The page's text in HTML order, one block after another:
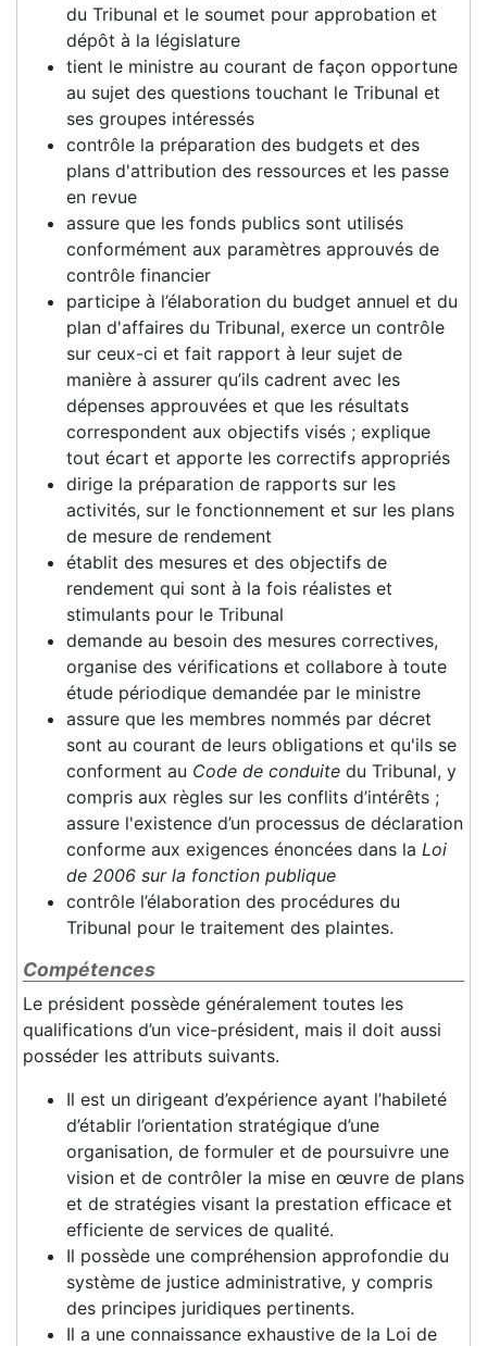
du Tribunal et le soumet pour approbation et
dépôt à la législature
tient le ministre au courant de façon opportune
au sujet des questions touchant le Tribunal et
ses groupes intéressés
contrôle la préparation des budgets et des
plans d'attribution des ressources et les passe
en revue
assure que les fonds publics sont utilisés
conformément aux paramètres approuvés de
contrôle financier
participe à l’élaboration du budget annuel et du
plan d'affaires du Tribunal, exerce un contrôle
sur ceux-ci et fait rapport à leur sujet de
manière à assurer qu’ils cadrent avec les
dépenses approuvées et que les résultats
correspondent aux objectifs visés ; explique
tout écart et apporte les correctifs appropriés
dirige la préparation de rapports sur les
activités, sur le fonctionnement et sur les plans
de mesure de rendement
établit des mesures et des objectifs de
rendement qui sont à la fois réalistes et
stimulants pour le Tribunal
demande au besoin des mesures correctives,
organise des vérifications et collabore à toute
étude périodique demandée par le ministre
assure que les membres nommés par décret
sont au courant de leurs obligations et qu'ils se
conforment au Code de conduite du Tribunal, y
compris aux règles sur les conflits d’intérêts ;
assure l'existence d’un processus de déclaration
conforme aux exigences énoncées dans la Loi
de 2006 sur la fonction publique
contrôle l’élaboration des procédures du
Tribunal pour le traitement des plaintes.
Compétences
Le président possède généralement toutes les
qualifications d’un vice-président, mais il doit aussi
posséder les attributs suivants.
Il est un dirigeant d’expérience ayant l’habileté
d’établir l’orientation stratégique d’une
organisation, de formuler et de poursuivre une
vision et de contrôler la mise en œuvre de plans
et de stratégies visant la prestation efficace et
efficiente de services de qualité.
Il possède une compréhension approfondie du
système de justice administrative, y compris
des principes juridiques pertinents.
Il a une connaissance exhaustive de la Loi de